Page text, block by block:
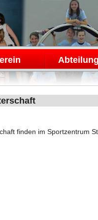
finden im Sportzentrum